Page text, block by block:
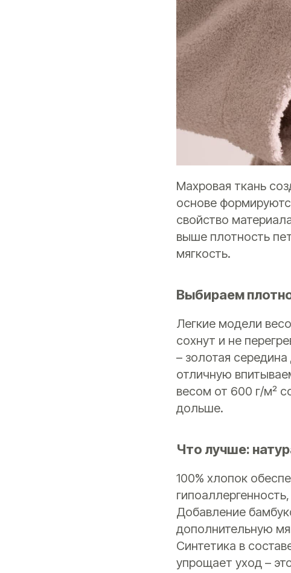
Махровая ткань
основе
свойство
выше плотность
мягкость.
Выбираем
Легкие модели
сохнут и не
– золотая
отличную
весом от 600 г/м²
дольше.
Что лучше:
100% хлопок
Добавление
дополнительную
Синтетика в
упрощает уход –